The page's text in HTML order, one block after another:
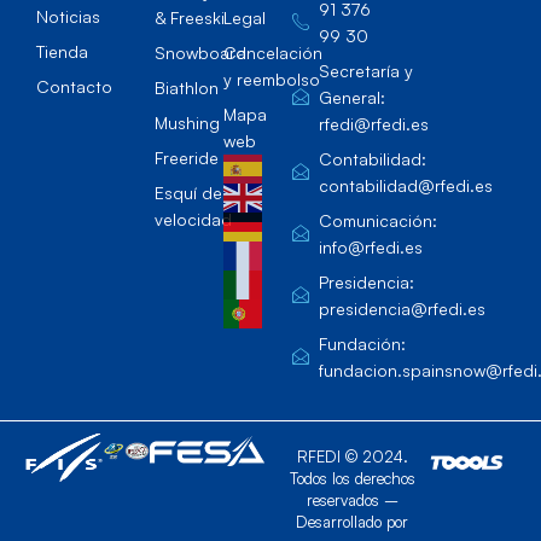
Noticias
Tienda
Contacto
& Freeski
Snowboard
Biathlon
Mushing
Freeride
Esquí de
velocidad
Legal
Cancelación
y reembolso
Mapa
web
91 376
99 30
Secretaría y
General:
rfedi@rfedi.es
Contabilidad:
contabilidad@rfedi.es
Comunicación:
info@rfedi.es
Presidencia:
presidencia@rfedi.es
Fundación:
RFEDI © 2024.
Todos los derechos
reservados –
Desarrollado por